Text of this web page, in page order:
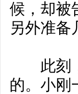
候，却被
另外准备
此刻，
的。小刚